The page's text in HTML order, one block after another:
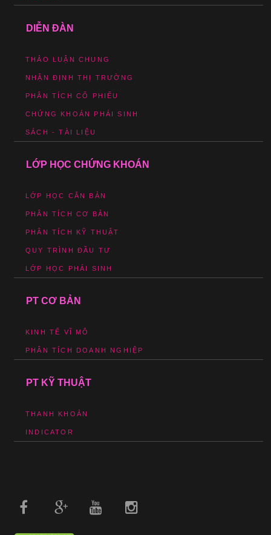
DIỄN ĐÀN
THẢO LUẬN CHUNG
NHẬN ĐỊNH THỊ TRƯỜNG
PHÂN TÍCH CỔ PHIẾU
CHỨNG KHOÁN PHÁI SINH
SÁCH - TÀI LIỆU
LỚP HỌC CHỨNG KHOÁN
LỚP HỌC CĂN BẢN
PHÂN TÍCH CƠ BẢN
PHÂN TÍCH KỸ THUẬT
QUY TRÌNH ĐẦU TƯ
LỚP HỌC PHÁI SINH
PT CƠ BẢN
KINH TẾ VĨ MÔ
PHÂN TÍCH DOANH NGHIỆP
PT KỸ THUẬT
THANH KHOẢN
INDICATOR